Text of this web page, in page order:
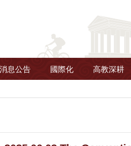
息公告 國際化 高教深耕